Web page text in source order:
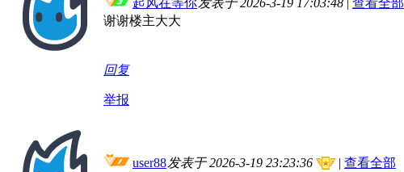
起风在等你发表于 2026-3-19 17:03:48 | 查看全部
谢谢楼主大大
回复
举报
user88发表于 2026-3-19 23:23:36 | 查看全部